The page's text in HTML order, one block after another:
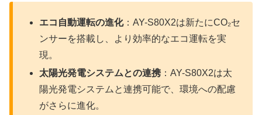
エコ自動運転の進化：AY-S80X2は新たにCO₂セ
ンサーを搭載し、より効率的なエコ運転を実
現。
太陽光発電システムとの連携 ：AY-S80X2は太
陽光発電システムと連携可能で、環境への配慮
がさらに進化。